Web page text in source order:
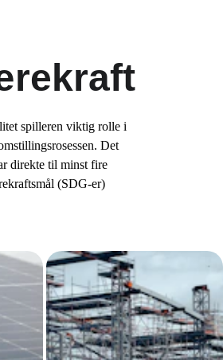
spilleren viktig rolle i
Det
direkte til minst fire
(SDG-er)